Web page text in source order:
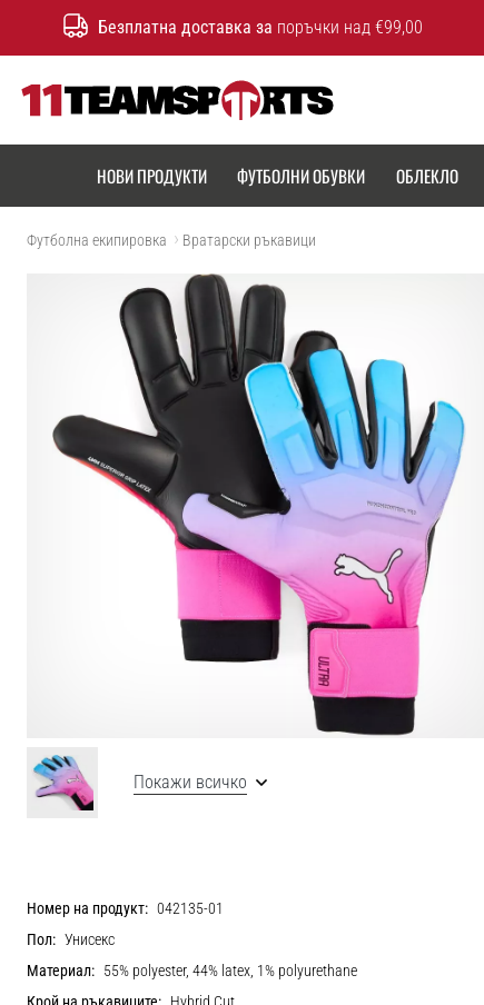
Безплатна доставка за поръчки над €99,00
НОВИ ПРОДУКТИ ФУТБОЛНИ ОБУВКИ ОБЛЕКЛО
Футболна екипировка Вратарски ръкавици
Покажи всичко
Номер на продукт: 042135-01
Пол: Унисекс
Материал: 55% polyester, 44% latex, 1% polyurethane